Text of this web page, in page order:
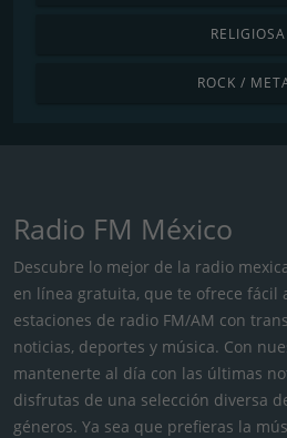
RELIGIOSA
ROCK /
Radio FM México
Descubre lo mejor de la radio
en línea gratuita, que te ofrece fácil
estaciones de radio FM/AM con
noticias, deportes y música. Con
mantenerte al día con las últimas
disfrutas de una selección diversa
géneros. Ya sea que prefieras la